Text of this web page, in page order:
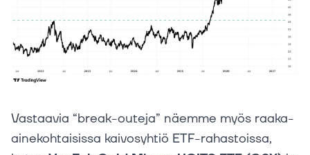
Vastaavia “break-outeja” näemme myös raaka-
ainekohtaisissa kaivosyhtiö ETF-rahastoissa,